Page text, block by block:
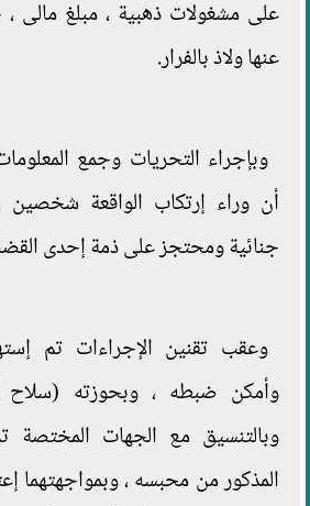
على مشغولات ذهبية ، مبلغ مالى
عنها ولاذ بالفرار.
وبإجراء التحريات وجمع
أن وراء إرتكاب الواقعة شخصين
جنائية ومحتجز على ذمة إحدى
وعقب تقنين الإجراءات تم
وأمكن ضبطه ، وبحوزته
وبالتنسيق مع الجهات المختصة
المذكور من محبسه ، وبمواجهتهما